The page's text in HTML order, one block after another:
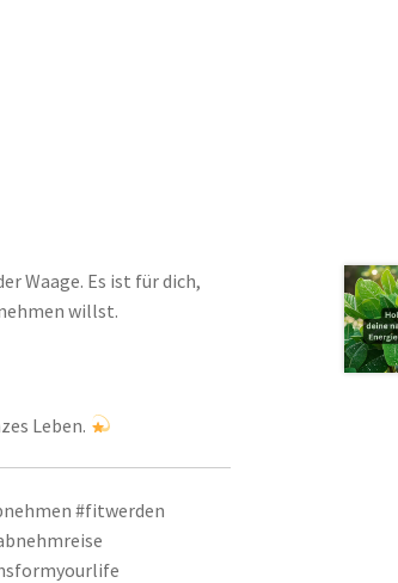
Waage. Es ist für dich,
willst.
Leben.
#fitwerden